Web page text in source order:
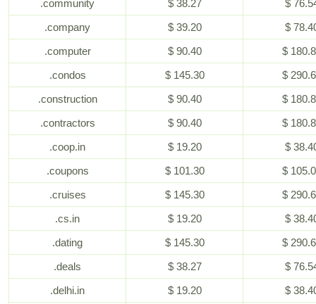
.community
$ 38.27
$
.company
$ 39.20
$
.computer
$ 90.40
$
.condos
$ 145.30
$
.construction
$ 90.40
$
.contractors
$ 90.40
$
.coop.in
$ 19.20
$
.coupons
$ 101.30
$
.cruises
$ 145.30
$
.cs.in
$ 19.20
$
.dating
$ 145.30
$
.deals
$ 38.27
$
.delhi.in
$ 19.20
$